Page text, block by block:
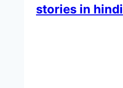
stories in hindi